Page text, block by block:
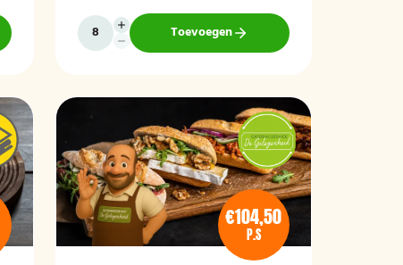
Toevoegen
€104,50
P.S